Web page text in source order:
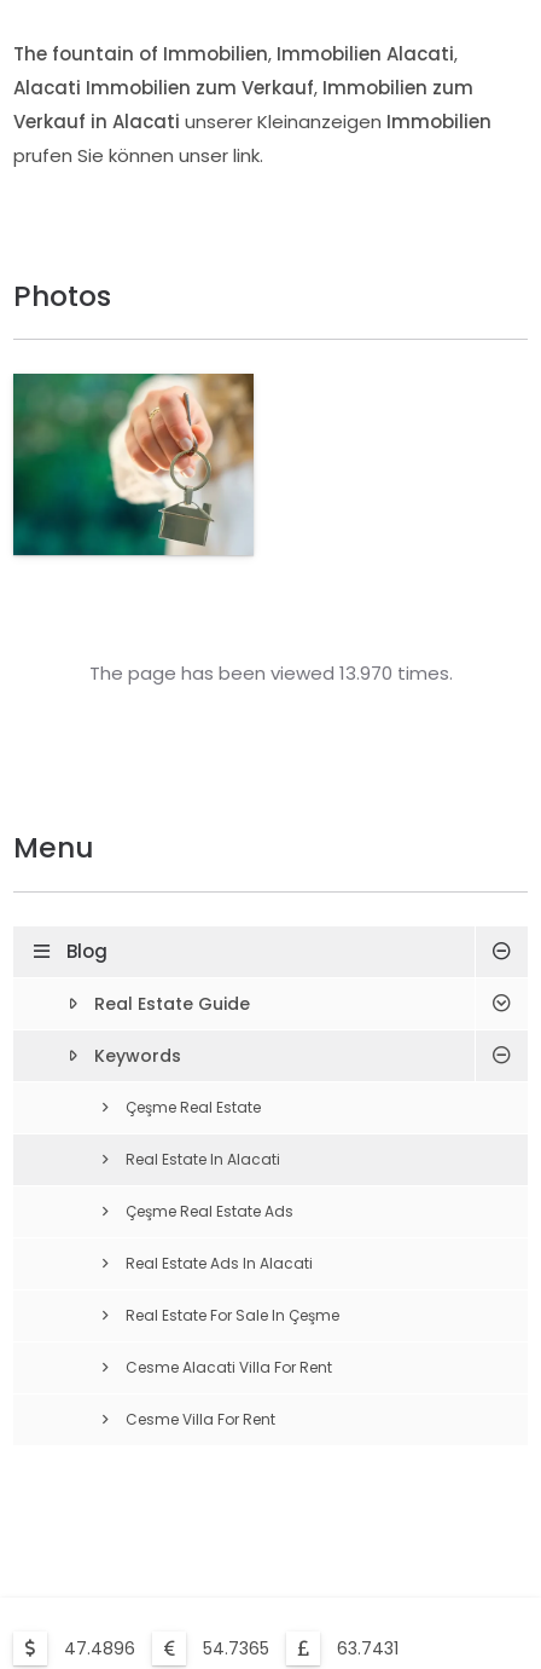
The fountain of Immobilien, Immobilien Alacati,
Alacati Immobilien zum Verkauf, Immobilien zum
Verkauf in Alacati unserer Kleinanzeigen Immobilien
prufen Sie können unser link.
Photos
The page has been viewed 13.970 times.
Menu
Blog
Real Estate Guide
Keywords
Çeşme Real Estate
Real Estate In Alacati
Çeşme Real Estate Ads
Real Estate Ads In Alacati
Real Estate For Sale In Çeşme
Cesme Alacati Villa For Rent
Cesme Villa For Rent
47.4896 54.7365 63.7431